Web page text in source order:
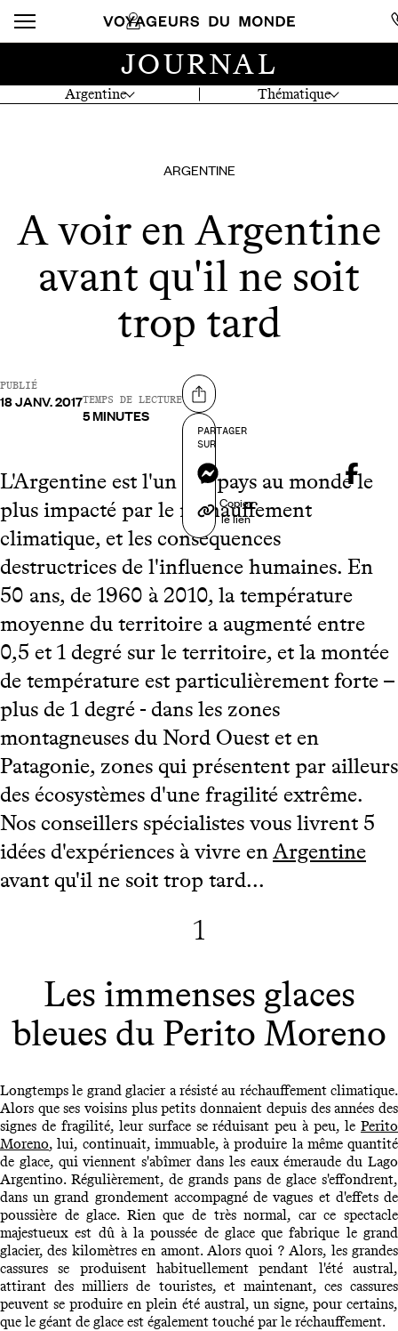
Argentine Thématique
JOURNAL
ARGENTINE
A voir en Argentine
avant qu'il ne soit
trop tard
PUBLIÉ
18 JANV. 2017TEMPS DE LECTURE
5 MINUTES
Partager sur
PARTAGER
SUR
Messenger
Copier
le lien
L'Argentine est l'un des pays au monde le
plus impacté par le réchauffement
climatique, et les conséquences
destructrices de l'influence humaines. En
50 ans, de 1960 à 2010, la température
moyenne du territoire a augmenté entre
0,5 et 1 degré sur le territoire, et la montée
de température est particulièrement forte –
plus de 1 degré - dans les zones
montagneuses du Nord Ouest et en
Patagonie, zones qui présentent par ailleurs
des écosystèmes d'une fragilité extrême.
Nos conseillers spécialistes vous livrent 5
idées d'expériences à vivre enArgentine
avant qu'il ne soit trop tard...
1
Les immenses glaces
bleues du Perito Moreno
Longtemps le grand glacier a résisté au réchauffement climatique.
Alors que ses voisins plus petits donnaient depuis des années des
signes de fragilité, leur surface se réduisant peu à peu, le Perito
Moreno, lui, continuait, immuable, à produire la même quantité
de glace, qui viennent s'abîmer dans les eaux émeraude du Lago
Argentino. Régulièrement, de grands pans de glace s'effondrent,
dans un grand grondement accompagné de vagues et d'effets de
poussière de glace. Rien que de très normal, car ce spectacle
majestueux est dû à la poussée de glace que fabrique le grand
glacier, des kilomètres en amont. Alors quoi ? Alors, les grandes
cassures se produisent habituellement pendant l'été austral,
attirant des milliers de touristes, et maintenant, ces cassures
peuvent se produire en plein été austral, un signe, pour certains,
que le géant de glace est également touché par le réchauffement.